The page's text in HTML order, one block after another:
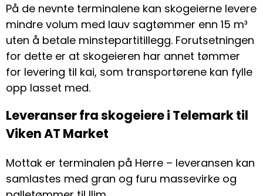
På de nevnte terminalene kan skogeierne levere
mindre volum med lauv sagtømmer enn 15 m³
uten å betale minstepartitillegg. Forutsetningen
for dette er at skogeieren har annet tømmer
for levering til kai, som transportørene kan fylle
opp lasset med.
Leveranser fra skogeiere i Telemark til
Viken AT Market
Mottak er terminalen på Herre – leveransen kan
samlastes med gran og furu massevirke og